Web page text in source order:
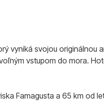
vyniká svojou
vstupom do mora.
Famagusta a 65 km od